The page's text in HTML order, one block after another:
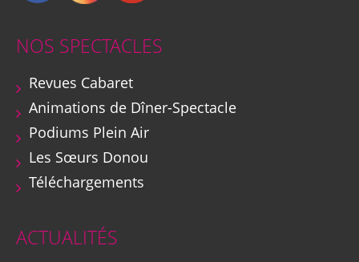
NOS SPECTACLES
Revues Cabaret
Animations de Dîner-Spectacle
Podiums Plein Air
Les Sœurs Donou
Téléchargements
ACTUALITÉS